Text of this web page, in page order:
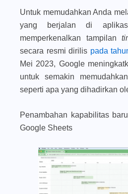
Untuk memudahkan Anda
yang berjalan di
memperkenalkan tampilan
secara resmi dirilis pada
Mei 2023, Google
untuk semakin
seperti apa yang dihadirkan
Penambahan kapabilitas
Google Sheets